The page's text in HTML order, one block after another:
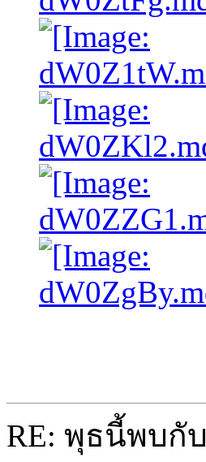
RE: พุธนี้พบกั